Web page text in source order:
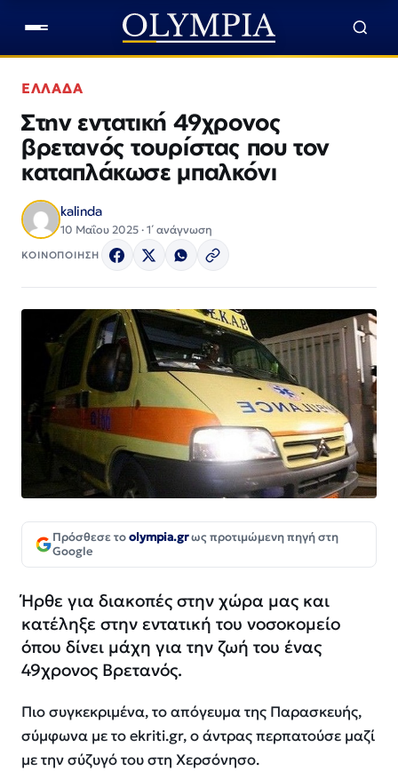
ΕΛΛΑΔΑ
Στην εντατική 49χρονος
βρετανός τουρίστας που τον
καταπλάκωσε μπαλκόνι
kalinda
10 Μαΐου 2025 · 1΄ ανάγνωση
ΚΟΙΝΟΠΟΙΗΣΗ
Πρόσθεσε τοolympia.grως προτιμώμενη πηγή στη
Google
Ήρθε για διακοπές στην χώρα μας και
κατέληξε στην εντατική του νοσοκομείο
όπου δίνει μάχη για την ζωή του ένας
49χρονος Βρετανός.
Πιο συγκεκριμένα, το απόγευμα της Παρασκευής,
σύμφωνα με το ekriti.gr, ο άντρας περπατούσε μαζί
με την σύζυγό του στη Χερσόνησο.